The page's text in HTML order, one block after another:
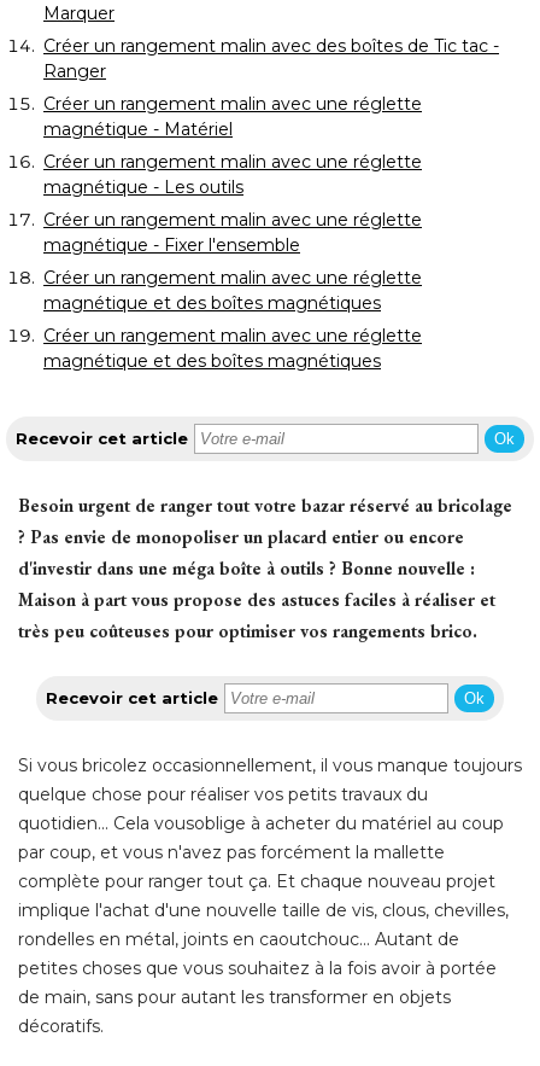
Marquer
Créer un rangement malin avec des boîtes de Tic tac -
Ranger
Créer un rangement malin avec une réglette
magnétique - Matériel
Créer un rangement malin avec une réglette
magnétique - Les outils
Créer un rangement malin avec une réglette
magnétique - Fixer l'ensemble
Créer un rangement malin avec une réglette
magnétique et des boîtes magnétiques
Créer un rangement malin avec une réglette
magnétique et des boîtes magnétiques
Recevoir cet article Ok
Besoin urgent de ranger tout votre bazar réservé au bricolage
? Pas envie de monopoliser un placard entier ou encore
d'investir dans une méga boîte à outils ? Bonne nouvelle :
Maison à part vous propose des astuces faciles à réaliser et
très peu coûteuses pour optimiser vos rangements brico.
Recevoir cet article Ok
Si vous bricolez occasionnellement, il vous manque toujours
quelque chose pour réaliser vos petits travaux du
quotidien... Cela vousoblige à acheter du matériel au coup
par coup, et vous n'avez pas forcément la mallette
complète pour ranger tout ça. Et chaque nouveau projet
implique l'achat d'une nouvelle taille de vis, clous, chevilles,
rondelles en métal, joints en caoutchouc... Autant de
petites choses que vous souhaitez à la fois avoir à portée
de main, sans pour autant les transformer en objets
décoratifs.